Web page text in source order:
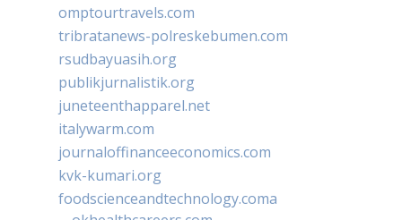
omptourtravels.com
tribratanews-polreskebumen.com
rsudbayuasih.org
publikjurnalistik.org
juneteenthapparel.net
italywarm.com
journaloffinanceeconomics.com
kvk-kumari.org
foodscienceandtechnology.coma